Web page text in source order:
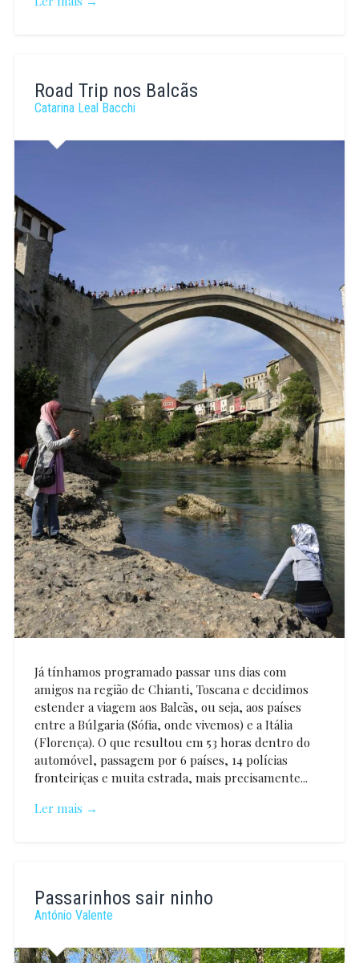
Gomes
Road Trip nos Balcãs
Catarina Leal Bacchi
Já tínhamos programado passar uns dias com
amigos na região de Chianti, Toscana e decidimos
estender a viagem aos Balcãs, ou seja, aos países
entre a Búlgaria (Sófia, onde vivemos) e a Itália
(Florença). O que resultou em 53 horas dentro do
automóvel, passagem por 6 países, 14 polícias
fronteiriças e muita estrada, mais precisamente...
Ler mais →
Leal
Bacchi
Passarinhos sair ninho
António Valente